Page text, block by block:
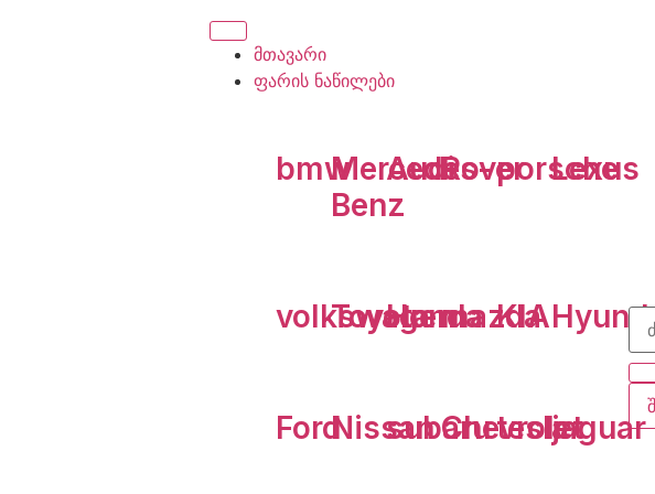
მთავარი
ფარის ნაწილები
bmwMercedes-
Benz
AudiRoverporsche
Lexus
volkswagen
ToyotaHondamazda
KIA
FordNissansubaruChevrolet
teslajaguar